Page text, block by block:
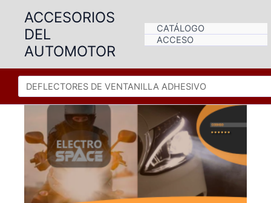
contenido
ACCESORIOS
DEL
AUTOMOTOR
CATÁLOGO
ACCESO